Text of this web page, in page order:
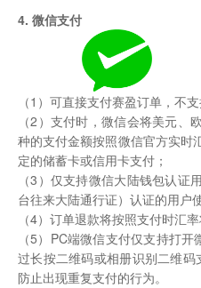
4. 微信支付
（1）可直接支付赛盈订单，不
（2）支付时，微信会将美元、
种的支付金额按照微信官方实时
定的储蓄卡或信用卡支付；
（3）仅支持微信大陆钱包认证
台往来大陆通行证）认证的用户
（4）订单退款将按照支付时汇
（5）PC端微信支付仅支持打
过长按二维码或相册识别二维
防止出现重复支付的行为。